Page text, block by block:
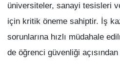
üniversiteler, sanayi tesisleri
için kritik öneme sahiptir. İş
sorunlarına hızlı müdahale
de öğrenci güvenliği